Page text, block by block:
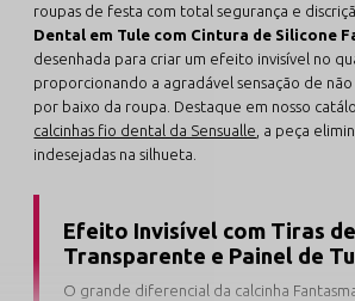
roupas de festa com total segurança e
Dental em Tule com Cintura de Silicone
desenhada para criar um efeito invisível no
proporcionando a agradável sensação de
por baixo da roupa. Destaque em nosso
calcinhas fio dental da Sensualle , a peça
indesejadas na silhueta.
Efeito Invisível com Tiras
Transparente e Painel de
O grande diferencial da calcinha